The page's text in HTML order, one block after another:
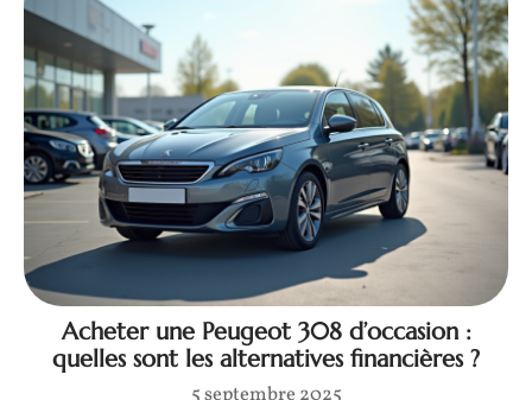
Acheter une Peugeot 308 d’occasion :
quelles sont les alternatives financières ?